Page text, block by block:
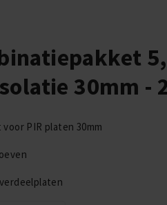
30mm -
PIR platen 30mm